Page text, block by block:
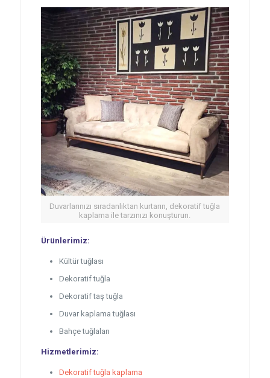
Duvarlarınızı sıradanlıktan kurtarın, dekoratif tuğla
kaplama ile tarzınızı konuşturun.
Ürünlerimiz:
Kültür tuğlası
Dekoratif tuğla
Dekoratif taş tuğla
Duvar kaplama tuğlası
Bahçe tuğlaları
Hizmetlerimiz:
Dekoratif tuğla kaplama